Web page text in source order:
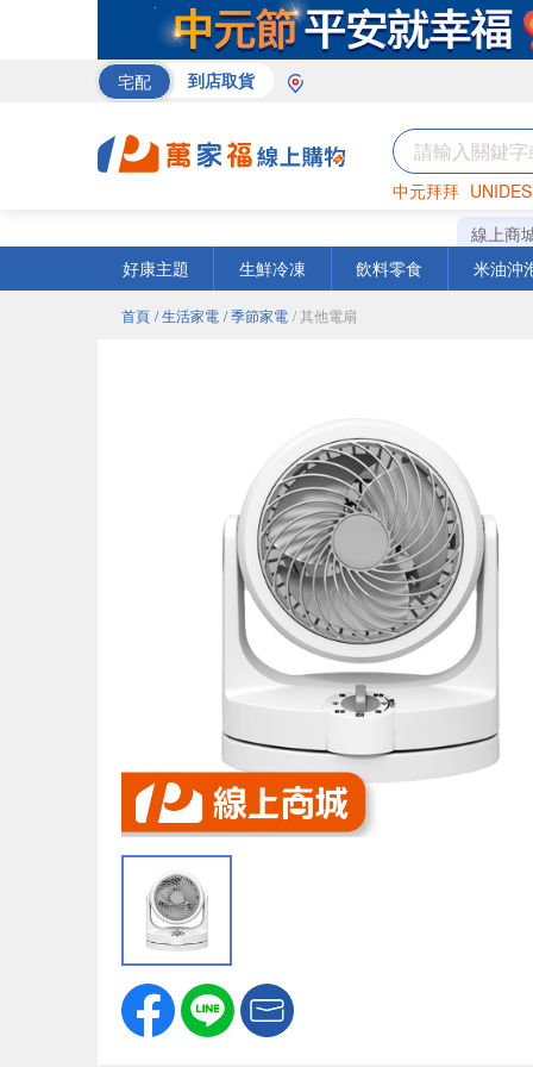
宅配 到店取貨
中元拜拜
罐頭 咖啡
線上商
好康主題
生鮮冷凍 飲料零食 米油沖
首頁 / 生活家電 / 季節家電 / 其他電扇